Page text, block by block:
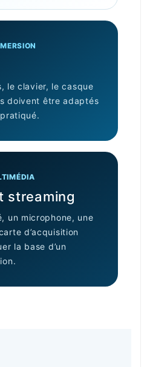
le clavier, le casque
doivent être adaptés
streaming
un microphone, une
d’acquisition
la base d’un